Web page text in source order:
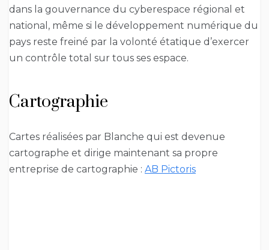
dans la gouvernance du cyberespace régional et
national, même si le développement numérique du
pays reste freiné par la volonté étatique d’exercer
un contrôle total sur tous ses espace.
Cartographie
Cartes réalisées par Blanche qui est devenue
cartographe et dirige maintenant sa propre
entreprise de cartographie : AB Pictoris